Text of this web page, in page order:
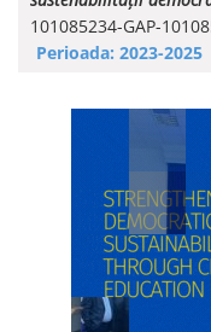
101085234-GAP-
Perioada: 2023-2025